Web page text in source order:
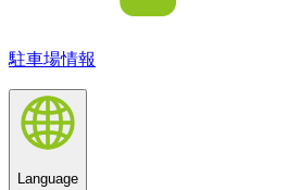
駐車場情報
Language